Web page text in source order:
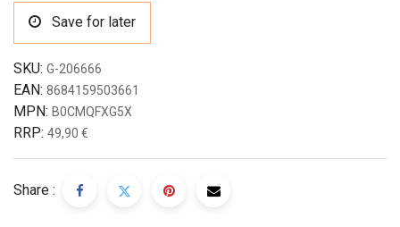
Save for later
SKU: G-206666
EAN: 8684159503661
MPN: B0CMQFXG5X
RRP: 49,90 €
Share :